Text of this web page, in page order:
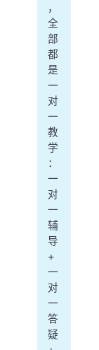
，
全
部
都
是
一
对
一
教
学
：
一
对
一
辅
导
+
一
对
一
答
疑